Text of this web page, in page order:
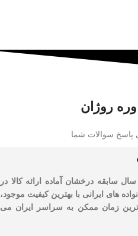
روژان
پاسخ سوالات شما
سابقه درخشان آماده ارائه کالا در
های ایرانی با بهترین کیفیت موجود،
زمان ممکن به سراسر ایران می